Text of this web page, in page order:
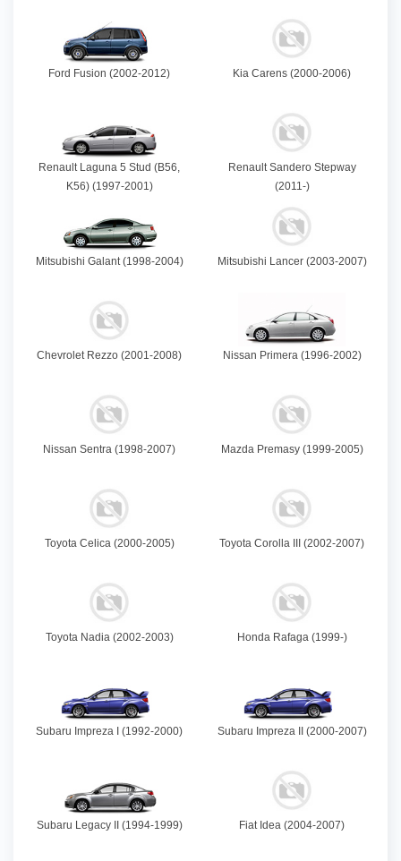
Ford Fusion (2002-2012) Kia Carens (2000-2006)
Renault Laguna 5 Stud (B56,
K56) (1997-2001)
Renault Sandero Stepway
(2011-)
Mitsubishi Galant (1998-2004) Mitsubishi Lancer (2003-2007)
Chevrolet Rezzo (2001-2008) Nissan Primera (1996-2002)
Nissan Sentra (1998-2007) Mazda Premasy (1999-2005)
Toyota Celica (2000-2005) Toyota Corolla III (2002-2007)
Toyota Nadia (2002-2003) Honda Rafaga (1999-)
Subaru Impreza I (1992-2000) Subaru Impreza II (2000-2007)
Subaru Legacy II (1994-1999) Fiat Idea (2004-2007)